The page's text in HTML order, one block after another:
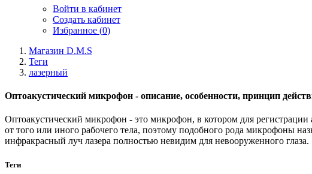
Войти в кабинет
Создать кабинет
Избранное (0)
Магазин D.M.S
Теги
лазерный
Оптоакустический микрофон - описание, особенности, принцип
Оптоакустический микрофон - это микрофон, в котором для регистрации
от того или иного рабочего тела, поэтому подобного рода микрофоны
инфракрасный луч лазера полностью невидим для невооруженного глаза.
Теги